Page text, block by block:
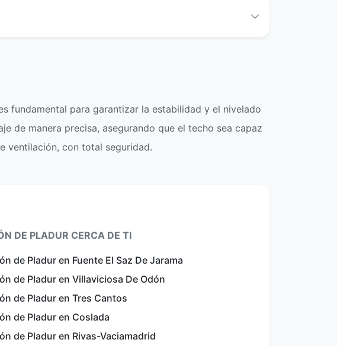
fundamental para garantizar la estabilidad y el nivelado
de manera precisa, asegurando que el techo sea capaz
ventilación, con total seguridad.
DE PLADUR CERCA DE TI
de Pladur en Fuente El Saz De Jarama
de Pladur en Villaviciosa De Odón
de Pladur en Tres Cantos
de Pladur en Coslada
de Pladur en Rivas-Vaciamadrid